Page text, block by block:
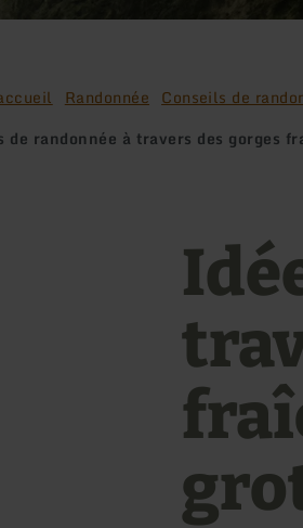
Randonnée Conseils de
de randonnée à travers des gorges